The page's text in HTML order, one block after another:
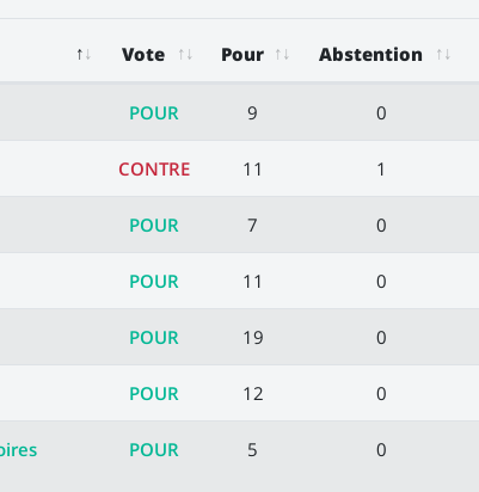
Vote Pour Abstention
POUR 9 0
CONTRE 11 1
POUR 7 0
POUR 11 0
POUR 19 0
POUR 12 0
POUR 5 0